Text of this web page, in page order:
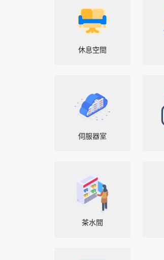
休息空間
伺服器室
茶水間